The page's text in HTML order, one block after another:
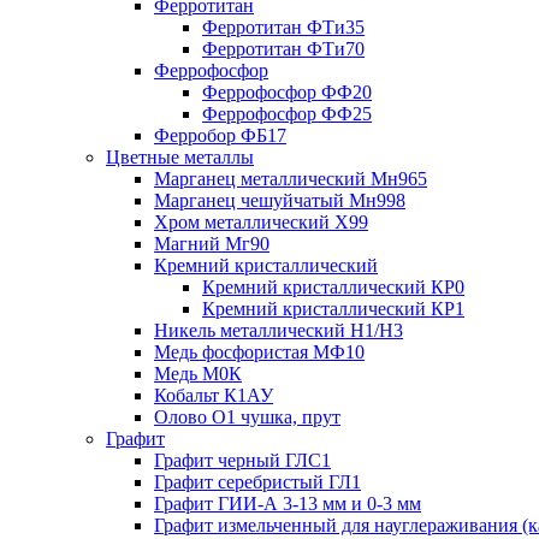
Ферротитан
Ферротитан ФТи35
Ферротитан ФТи70
Феррофосфор
Феррофосфор ФФ20
Феррофосфор ФФ25
Ферробор ФБ17
Цветные металлы
Марганец металлический Мн965
Марганец чешуйчатый Мн998
Хром металлический Х99
Магний Мг90
Кремний кристаллический
Кремний кристаллический КР0
Кремний кристаллический КР1
Никель металлический Н1/Н3
Медь фосфористая МФ10
Медь М0К
Кобальт К1АУ
Олово О1 чушка, прут
Графит
Графит черный ГЛС1
Графит серебристый ГЛ1
Графит ГИИ-А 3-13 мм и 0-3 мм
Графит измельченный для науглераживания